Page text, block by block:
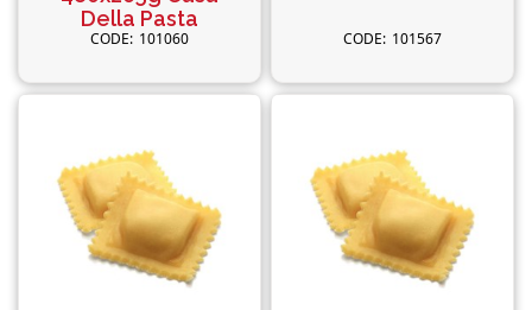
Della Pasta
101060 101567